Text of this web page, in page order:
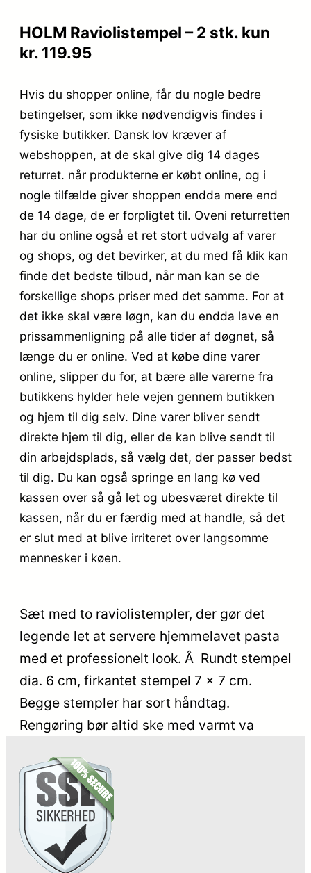
HOLM Raviolistempel – 2 stk. kun
kr. 119.95
Hvis du shopper online, får du nogle bedre
betingelser, som ikke nødvendigvis findes i
fysiske butikker. Dansk lov kræver af
webshoppen, at de skal give dig 14 dages
returret. når produkterne er købt online, og i
nogle tilfælde giver shoppen endda mere end
de 14 dage, de er forpligtet til. Oveni returretten
har du online også et ret stort udvalg af varer
og shops, og det bevirker, at du med få klik kan
finde det bedste tilbud, når man kan se de
forskellige shops priser med det samme. For at
det ikke skal være løgn, kan du endda lave en
prissammenligning på alle tider af døgnet, så
længe du er online. Ved at købe dine varer
online, slipper du for, at bære alle varerne fra
butikkens hylder hele vejen gennem butikken
og hjem til dig selv. Dine varer bliver sendt
direkte hjem til dig, eller de kan blive sendt til
din arbejdsplads, så vælg det, der passer bedst
til dig. Du kan også springe en lang kø ved
kassen over så gå let og ubesværet direkte til
kassen, når du er færdig med at handle, så det
er slut med at blive irriteret over langsomme
mennesker i køen.
Sæt med to raviolistempler, der gør det
legende let at servere hjemmelavet pasta
med et professionelt look. Â Rundt stempel
dia. 6 cm, firkantet stempel 7 x 7 cm.
Begge stempler har sort håndtag.
Rengøring bør altid ske med varmt va